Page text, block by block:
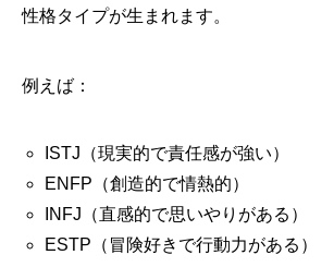
性格タイプが生まれます。
例えば：
ISTJ（現実的で責任感が強い）
ENFP（創造的で情熱的）
INFJ（直感的で思いやりがある）
ESTP（冒険好きで行動力がある）